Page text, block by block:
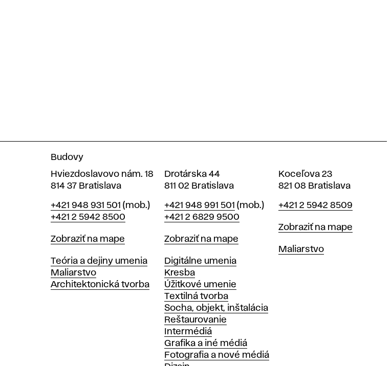
Budovy
Hviezdoslavovo nám. 18
814 37 Bratislava
Telefón
+421 948 931 501 (mob.)
+421 2 5942 8500
Mapa
Zobraziť na mape
Katedry
Teória a dejiny umenia
Maliarstvo
Architektonická tvorba
Drotárska 44
811 02 Bratislava
Telefón
+421 948 991 501 (mob.)
+421 2 6829 9500
Mapa
Zobraziť na mape
Katedry
Digitálne umenia
Kresba
Úžitkové umenie
Textilná tvorba
Socha, objekt, inštalácia
Reštaurovanie
Intermédiá
Grafika a iné médiá
Fotografia a nové médiá
Koceľova 23
821 08 Bratislava
Telefón
+421 2 5942 8509
Mapa
Zobraziť na mape
Katedry
Maliarstvo